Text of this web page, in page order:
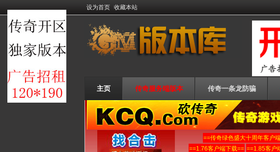
设为首页 收藏本站
主页 传奇服务端版本 传奇一条龙防骗